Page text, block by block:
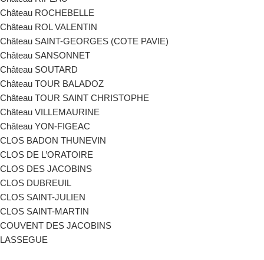
Château ROCHEBELLE
Château ROL VALENTIN
Château SAINT-GEORGES (COTE PAVIE)
Château SANSONNET
Château SOUTARD
Château TOUR BALADOZ
Château TOUR SAINT CHRISTOPHE
Château VILLEMAURINE
Château YON-FIGEAC
CLOS BADON THUNEVIN
CLOS DE L’ORATOIRE
CLOS DES JACOBINS
CLOS DUBREUIL
CLOS SAINT-JULIEN
CLOS SAINT-MARTIN
COUVENT DES JACOBINS
LASSEGUE